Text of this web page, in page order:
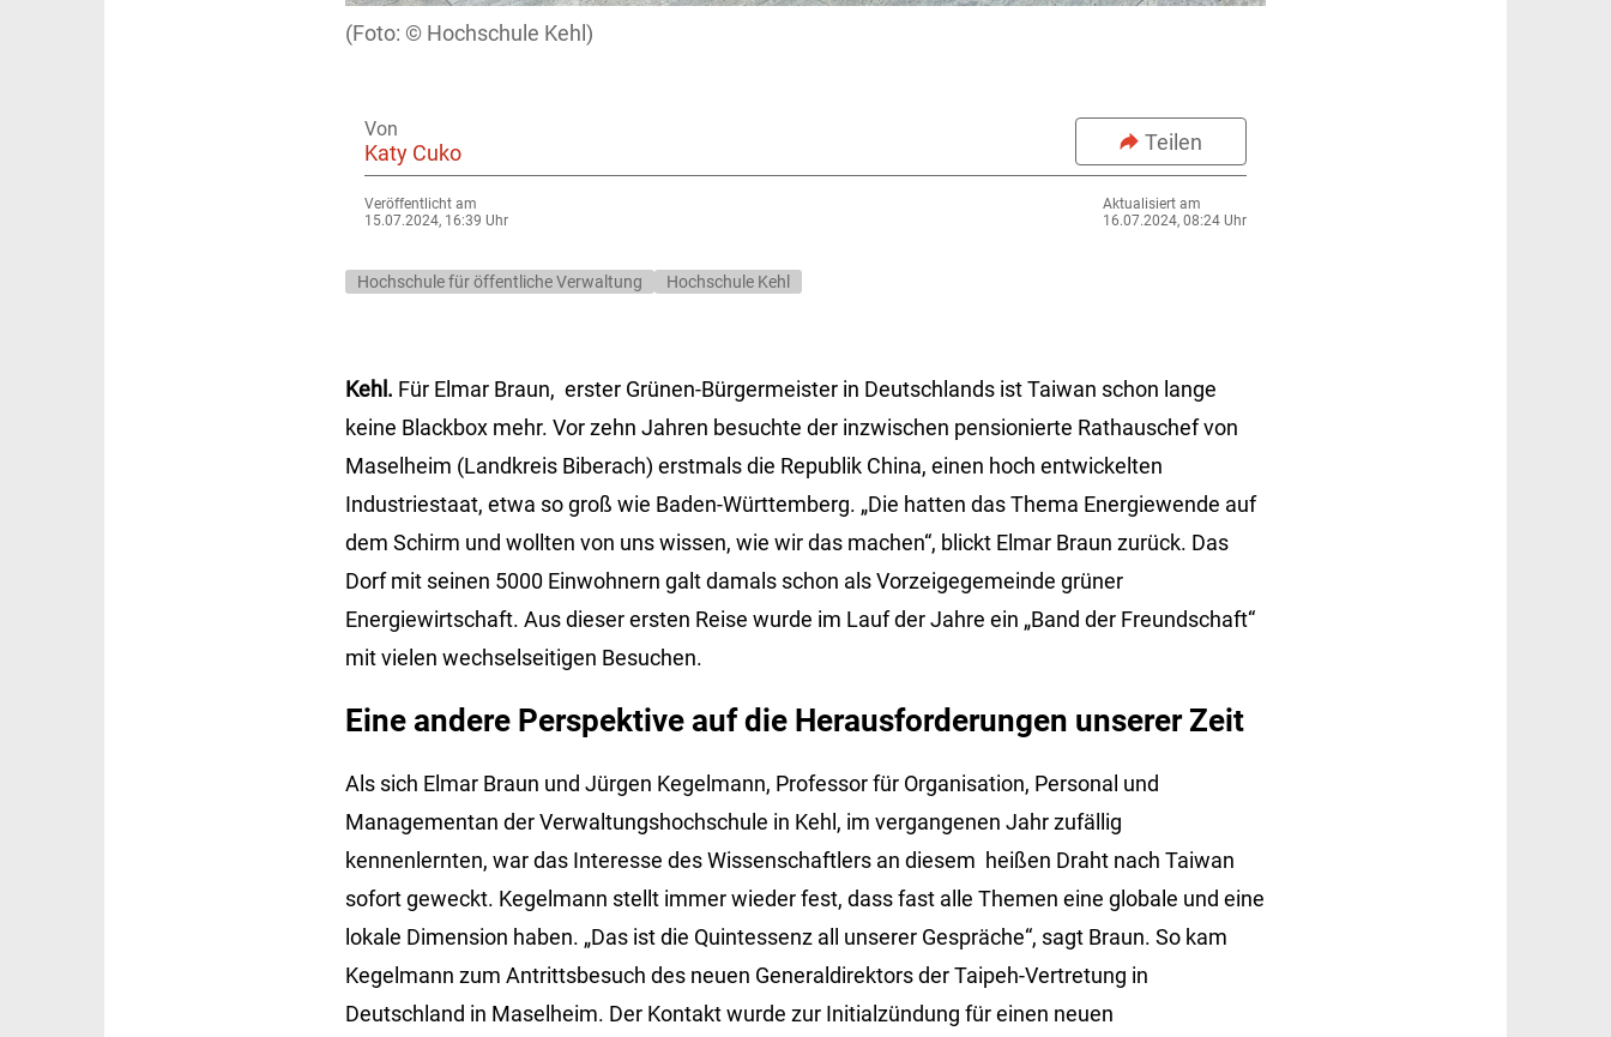
Hochschule Kehl)
Von
Katy Cuko Teilen
Veröffentlicht am
15.07.2024, 16:39 Uhr
Aktualisiert am
16.07.2024, 08:24 Uhr
Hochschule für öffentliche Verwaltung Hochschule Kehl
Kehl. Für Elmar Braun, erster Grünen-Bürgermeister in Deutschlands ist Taiwan schon lange
keine Blackbox mehr. Vor zehn Jahren besuchte der inzwischen pensionierte Rathauschef von
Maselheim (Landkreis Biberach) erstmals die Republik China, einen hoch entwickelten
Industriestaat, etwa so groß wie Baden-Württemberg. „Die hatten das Thema Energiewende auf
dem Schirm und wollten von uns wissen, wie wir das machen“, blickt Elmar Braun zurück. Das
Dorf mit seinen 5000 Einwohnern galt damals schon als Vorzeigegemeinde grüner
Energiewirtschaft. Aus dieser ersten Reise wurde im Lauf der Jahre ein „Band der Freundschaft“
mit vielen wechselseitigen Besuchen.
Eine andere Perspektive auf die Herausforderungen unserer Zeit
Als sich Elmar Braun und Jürgen Kegelmann, Professor für Organisation, Personal und
Managementan der Verwaltungshochschule in Kehl, im vergangenen Jahr zufällig
kennenlernten, war das Interesse des Wissenschaftlers an diesem heißen Draht nach Taiwan
sofort geweckt. Kegelmann stellt immer wieder fest, dass fast alle Themen eine globale und eine
lokale Dimension haben. „Das ist die Quintessenz all unserer Gespräche“, sagt Braun. So kam
Kegelmann zum Antrittsbesuch des neuen Generaldirektors der Taipeh-Vertretung in
Deutschland in Maselheim. Der Kontakt wurde zur Initialzündung für einen neuen